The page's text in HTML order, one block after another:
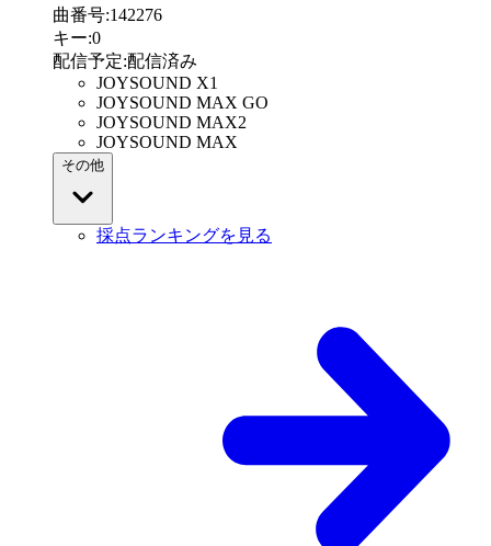
曲番号:142276
キー:0
配信予定:配信済み
JOYSOUND X1
JOYSOUND MAX GO
JOYSOUND MAX2
JOYSOUND MAX
その他
採点ランキングを見る